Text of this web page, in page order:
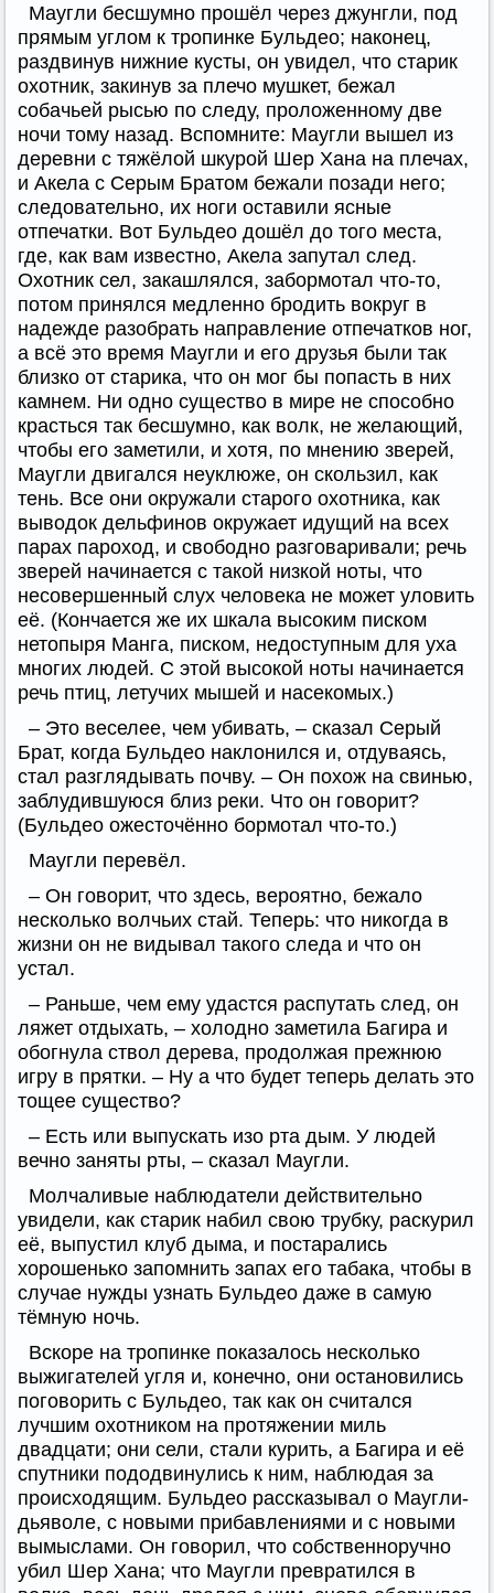
Маугли бесшумно прошёл через джунгли, под
прямым углом к тропинке Бульдео; наконец,
раздвинув нижние кусты, он увидел, что старик
охотник, закинув за плечо мушкет, бежал
собачьей рысью по следу, проложенному две
ночи тому назад. Вспомните: Маугли вышел из
деревни с тяжёлой шкурой Шер Хана на плечах,
и Акела с Серым Братом бежали позади него;
следовательно, их ноги оставили ясные
отпечатки. Вот Бульдео дошёл до того места,
где, как вам известно, Акела запутал след.
Охотник сел, закашлялся, забормотал что-то,
потом принялся медленно бродить вокруг в
надежде разобрать направление отпечатков ног,
а всё это время Маугли и его друзья были так
близко от старика, что он мог бы попасть в них
камнем. Ни одно существо в мире не способно
красться так бесшумно, как волк, не желающий,
чтобы его заметили, и хотя, по мнению зверей,
Маугли двигался неуклюже, он скользил, как
тень. Все они окружали старого охотника, как
выводок дельфинов окружает идущий на всех
парах пароход, и свободно разговаривали; речь
зверей начинается с такой низкой ноты, что
несовершенный слух человека не может уловить
её. (Кончается же их шкала высоким писком
нетопыря Манга, писком, недоступным для уха
многих людей. С этой высокой ноты начинается
речь птиц, летучих мышей и насекомых.)
– Это веселее, чем убивать, – сказал Серый
Брат, когда Бульдео наклонился и, отдуваясь,
стал разглядывать почву. – Он похож на свинью,
заблудившуюся близ реки. Что он говорит?
(Бульдео ожесточённо бормотал что-то.)
Маугли перевёл.
– Он говорит, что здесь, вероятно, бежало
несколько волчьих стай. Теперь: что никогда в
жизни он не видывал такого следа и что он
устал.
– Раньше, чем ему удастся распутать след, он
ляжет отдыхать, – холодно заметила Багира и
обогнула ствол дерева, продолжая прежнюю
игру в прятки. – Ну а что будет теперь делать это
тощее существо?
– Есть или выпускать изо рта дым. У людей
вечно заняты рты, – сказал Маугли.
Молчаливые наблюдатели действительно
увидели, как старик набил свою трубку, раскурил
её, выпустил клуб дыма, и постарались
хорошенько запомнить запах его табака, чтобы в
случае нужды узнать Бульдео даже в самую
тёмную ночь.
Вскоре на тропинке показалось несколько
выжигателей угля и, конечно, они остановились
поговорить с Бульдео, так как он считался
лучшим охотником на протяжении миль
двадцати; они сели, стали курить, а Багира и её
спутники пододвинулись к ним, наблюдая за
происходящим. Бульдео рассказывал о Маугли-
дьяволе, с новыми прибавлениями и с новыми
вымыслами. Он говорил, что собственноручно
убил Шер Хана; что Маугли превратился в